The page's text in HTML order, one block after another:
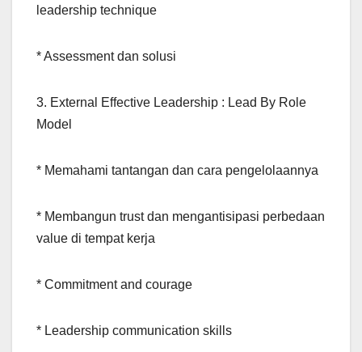
leadership technique
* Assessment dan solusi
3. External Effective Leadership : Lead By Role
Model
* Memahami tantangan dan cara pengelolaannya
* Membangun trust dan mengantisipasi perbedaan
value di tempat kerja
* Commitment and courage
* Leadership communication skills